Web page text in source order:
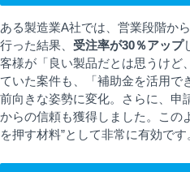
ある製造業A社では、営業段階か
行った結果、 受注率が30％アップ
客様が「良い製品だとは思うけ
ていた案件も、「補助金を活用で
前向きな姿勢に変化。さらに、申
からの信頼も獲得しました。この
を押す材料”として非常に有効です